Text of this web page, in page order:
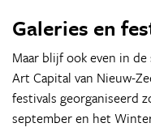
Galeries en
Maar blijf ook even in
Art Capital van Nieuw-
festivals georganiseerd
september en het